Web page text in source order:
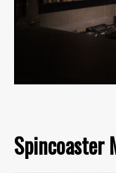
Spincoaster